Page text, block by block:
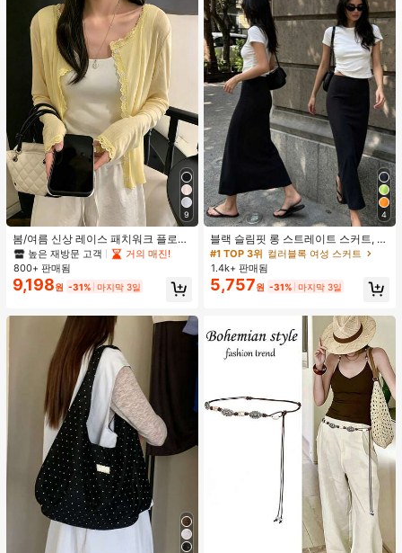
9
봄/여름 신상 레이스 패치워크 플로럴
트림 소프트 니트 가디건 경량 재킷 탑
여성용, 코티지코어 옐로우
높은 재방문 고객
거의 매진!
800+ 판매됨
9,198원 -31% 마지막 3일
4
블랙 슬림핏 롱 스트레이트 스커트, 여
성 패션 폴리에스터 캐주얼 파티 스커
트, 다용도 및 귀여운, 일상 착용에 적
합, 여름 휴가. 해변, 음악 축제 및 여름
휴가에 완벽, 90년대
#1 TOP 3위 컬러블록 여성 스커트
1.4k+ 판매됨
5,757원 -31% 마지막 3일